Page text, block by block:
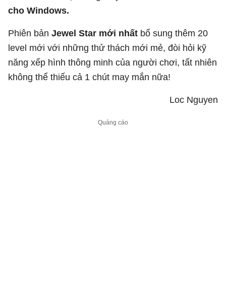
cho Windows.
Phiên bản Jewel Star mới nhất bổ sung thêm 20
level mới với những thử thách mới mẻ, đòi hỏi kỹ
năng xếp hình thông minh của người chơi, tất nhiên
không thể thiếu cả 1 chút may mắn nữa!
Loc Nguyen